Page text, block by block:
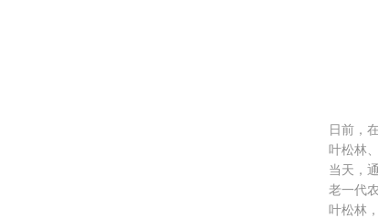
日前，在
叶松林、
当天，通
老一代农大
叶松林，